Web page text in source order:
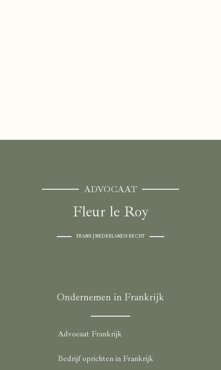
ADVOCAAT
Fleur le Roy
FRANS | NEDERLANDS RECHT
Ondernemen in Frankrijk
Advocaat Frankrijk
Bedrijf oprichten in Frankrijk